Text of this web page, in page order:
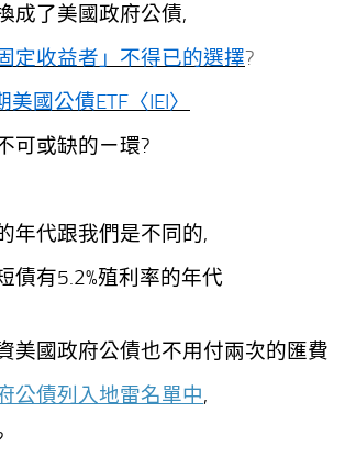
成了美國政府公債,
定收益者」不得已的選擇?
國公債ETF〈IEI〉
可或缺的ㄧ環?
年代跟我們是不同的,
債有5.2%殖利率的年代
美國政府公債也不用付兩次的匯費
公債列入地雷名單中,